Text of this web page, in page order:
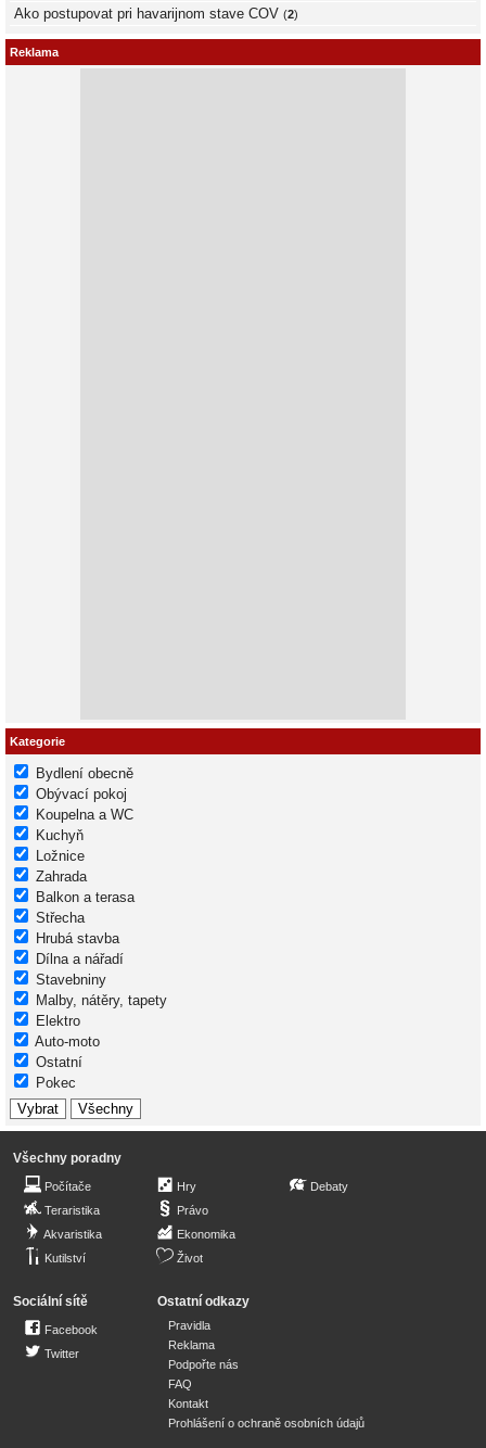
Ako postupovat pri havarijnom stave COV (2)
Reklama
Kategorie
Bydlení obecně
Obývací pokoj
Koupelna a WC
Kuchyň
Ložnice
Zahrada
Balkon a terasa
Střecha
Hrubá stavba
Dílna a nářadí
Stavebniny
Malby, nátěry, tapety
Elektro
Auto-moto
Ostatní
Pokec
Všechny poradny
Počítače
Teraristika
Akvaristika
Kutilství
Hry
Právo
Ekonomika
Život
Debaty
Sociální sítě
Facebook
Twitter
Ostatní odkazy
Pravidla
Reklama
Podpořte nás
FAQ
Kontakt
Prohlášení o ochraně osobních údajů